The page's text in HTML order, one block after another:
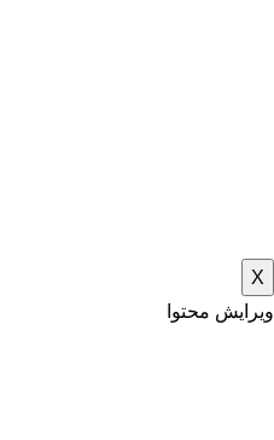
X
ویرایش محتوا